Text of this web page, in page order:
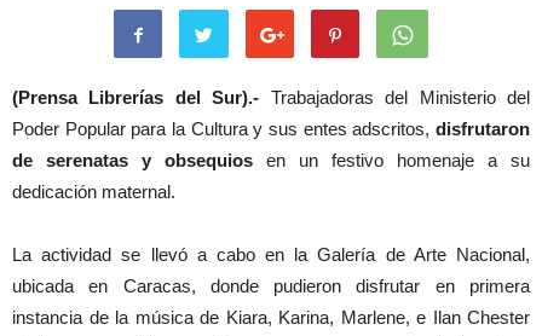
(Prensa Librerías del Sur).- Trabajadoras del Ministerio del
Poder Popular para la Cultura y sus entes adscritos, disfrutaron
de serenatas y obsequios en un festivo homenaje a su
dedicación maternal.
La actividad se llevó a cabo en la Galería de Arte Nacional,
ubicada en Caracas, donde pudieron disfrutar en primera
instancia de la música de Kiara, Karina, Marlene, e Ilan Chester